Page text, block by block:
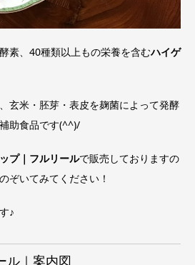
素、40種類以上もの栄養を含むハイゲ
玄米・胚芽・表皮を麹菌によって発酵
助食品です(^^)/
プ｜フルリールで販売しておりますの
ぞいてみてください！
♪
ル｜案内図